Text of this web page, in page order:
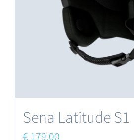
Sena Latitude S1
€179,00